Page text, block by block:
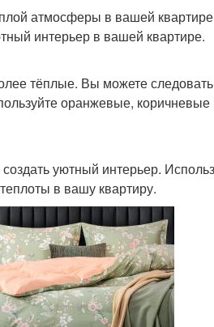
атмосферы в вашей
интерьер в вашей квартире.
тёплые. Вы можете
оранжевые,
уютный интерьер.
в вашу квартиру.